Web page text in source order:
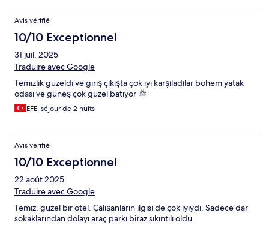
Avis vérifié
10/10 Exceptionnel
31 juil. 2025
Traduire avec Google
Temizlik güzeldi ve giriş çıkışta çok iyi karşıladılar bohem yatak
odası ve güneş çok güzel batıyor 🌞
EFE, séjour de 2 nuits
Avis vérifié
10/10 Exceptionnel
22 août 2025
Traduire avec Google
Temiz, güzel bir otel. Çalışanların ilgisi de çok iyiydi. Sadece dar
sokaklarından dolayı araç parkı biraz sıkıntılı oldu.